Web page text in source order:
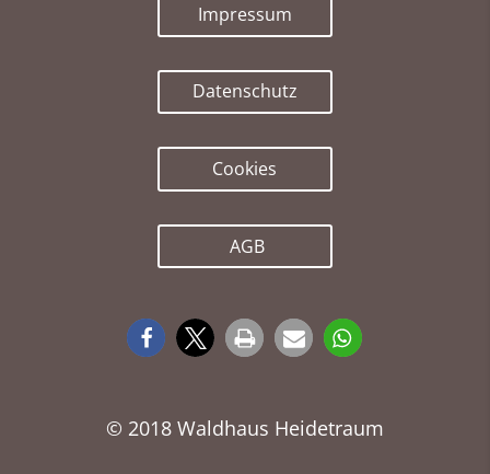
Impressum
Datenschutz
Cookies
AGB
© 2018 Waldhaus Heidetraum